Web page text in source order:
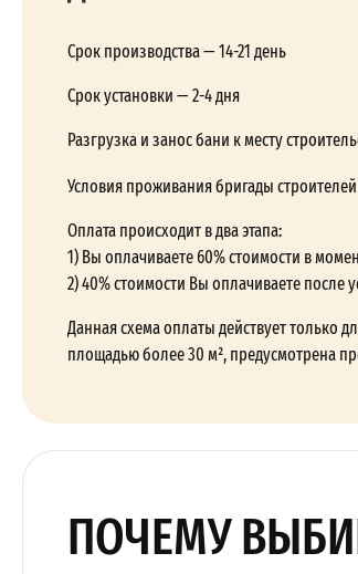
Срок производства — 14-21 день
Срок установки — 2-4 дня
Разгрузка и занос бани к месту
Условия проживания бригады
Оплата происходит в два этапа:
1) Вы оплачиваете 60% стоимости в
2) 40% стоимости Вы оплачиваете
Данная схема оплаты действует только
площадью более 30 м², предусмотрена
ПОЧЕМУ